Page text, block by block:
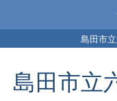
島田市
島田市立